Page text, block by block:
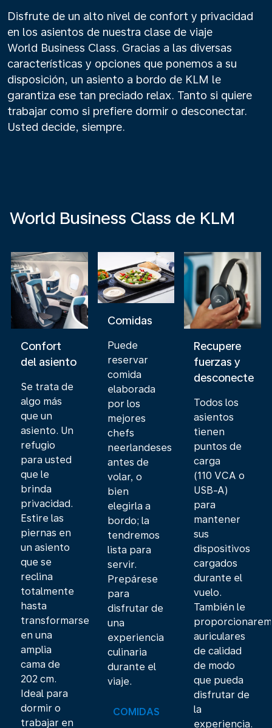
Disfrute de un alto nivel de confort y privacidad
en los asientos de nuestra clase de viaje
World Business Class. Gracias a las diversas
características y opciones que ponemos a su
disposición, un asiento a bordo de KLM le
garantiza ese tan preciado relax. Tanto si quiere
trabajar como si prefiere dormir o desconectar.
Usted decide, siempre.
World Business Class de KLM
Confort
del asiento
Se trata de
algo más
que un
asiento. Un
refugio
para usted
que le
brinda
privacidad.
Estire las
piernas en
un asiento
que se
reclina
totalmente
hasta
transformarse
en una
amplia
cama de
202 cm.
Ideal para
dormir o
trabajar en
Comidas
Puede
reservar
comida
elaborada
por los
mejores
chefs
neerlandeses
antes de
volar, o
bien
elegirla a
bordo; la
tendremos
lista para
servir.
Prepárese
para
disfrutar de
una
experiencia
culinaria
durante el
viaje.
COMIDAS
Recupere
fuerzas y
desconecte
Todos los
asientos
tienen
puntos de
carga
(110 VCA o
USB-A)
para
mantener
sus
dispositivos
cargados
durante el
vuelo.
También le
auriculares
de calidad
de modo
que pueda
disfrutar de
la
experiencia.